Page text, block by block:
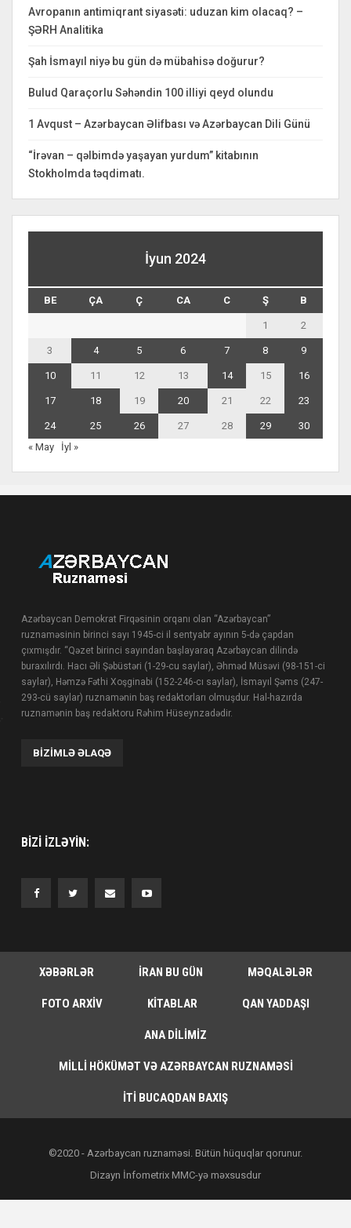
Avropanın antimiqrant siyasəti: uduzan kim olacaq? –
ŞƏRH Analitika
Şah İsmayıl niyə bu gün də mübahisə doğurur?
Bulud Qaraçorlu Səhəndin 100 illiyi qeyd olundu
1 Avqust – Azərbaycan Əlifbası və Azərbaycan Dili Günü
“İrəvan – qəlbimdə yaşayan yurdum” kitabının
Stokholmda təqdimatı.
İyun 2024
BE ÇA Ç CA C Ş B
1 2
3 4 5 6 7 8 9
10 11 12 13 14 15 16
17 18 19 20 21 22 23
24 25 26 27 28 29
30
« May
İyl »
Azərbaycan Demokrat Firqəsinin orqanı olan “Azərbaycan”
ruznaməsinin birinci sayı 1945-ci il sentyabr ayının 5-də çapdan
çıxmışdır. “Qəzet birinci sayından başlayaraq Azərbaycan dilində
buraxılırdı. Hacı Əli Şəbüstəri (1-29-cu saylar), Əhməd Müsəvi (98-151-ci
saylar), Həmzə Fəthi Xoşginabi (152-246-cı saylar), İsmayıl Şəms (247-
293-cü saylar) ruznamənin baş redaktorları olmuşdur. Hal-hazırda
ruznamənin baş redaktoru Rəhim Hüseynzadədir.
BIZIMLƏ ƏLAQƏ
BIZI IZLƏYIN:
XƏBƏRLƏR İRAN BU GÜN MƏQALƏLƏR
FOTO ARXIV KITABLAR QAN YADDAŞI
ANA DILIMIZ
MILLI HÖKÜMƏT VƏ AZƏRBAYCAN RUZNAMƏSI
İTI BUCAQDAN BAXIŞ
©2020 - Azərbaycan ruznaməsi. Bütün hüquqlar qorunur.
Dizayn İnfometrix MMC-yə məxsusdur